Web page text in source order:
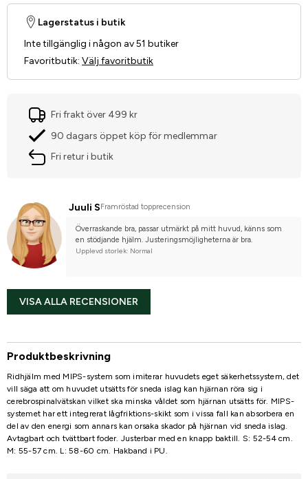
Lagerstatus i butik
Inte tillgänglig i någon av 51 butiker
Favoritbutik: Välj favoritbutik
Fri frakt över 499 kr
90 dagars öppet köp för medlemmar
Fri retur i butik
Juuli S Framröstad topprecension
Överraskande bra, passar utmärkt på mitt huvud, känns som
en stödjande hjälm. Justeringsmöjligheterna är bra.
Upplevd storlek: Normal
VISA ALLA RECENSIONER
Produktbeskrivning
Ridhjälm med MIPS-system som imiterar huvudets eget säkerhetssystem, det
vill säga att om huvudet utsätts för sneda islag kan hjärnan röra sig i
cerebrospinalvätskan vilket ska minska våldet som hjärnan utsätts för. MIPS-
systemet har ett integrerat lågfriktions-skikt som i vissa fall kan absorbera en
del av den energi som annars kan orsaka skador på hjärnan vid sneda islag.
Avtagbart och tvättbart foder. Justerbar med en knapp baktill. S: 52-54 cm.
M: 55-57 cm. L: 58-60 cm. Hakband i PU.